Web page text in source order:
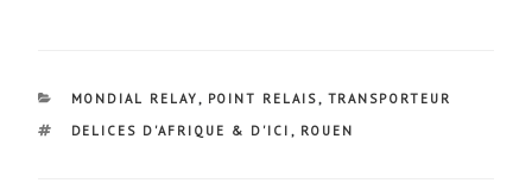
CATÉGORIES
MONDIAL RELAY , POINT RELAIS , TRANSPORTEUR
ÉTIQUETTES
DELICES D'AFRIQUE & D'ICI , ROUEN